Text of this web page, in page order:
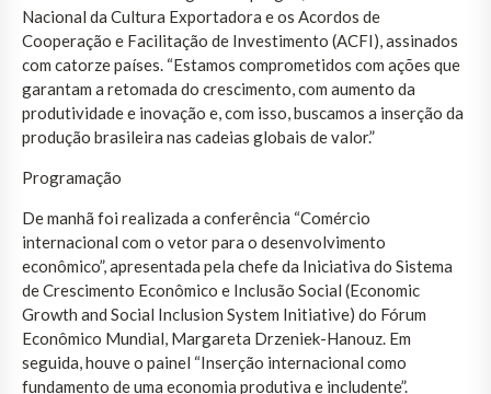
Nacional da Cultura Exportadora e os Acordos de
Cooperação e Facilitação de Investimento (ACFI), assinados
com catorze países. “Estamos comprometidos com ações que
garantam a retomada do crescimento, com aumento da
produtividade e inovação e, com isso, buscamos a inserção da
produção brasileira nas cadeias globais de valor.”
Programação
De manhã foi realizada a conferência “Comércio
internacional com o vetor para o desenvolvimento
econômico”, apresentada pela chefe da Iniciativa do Sistema
de Crescimento Econômico e Inclusão Social (Economic
Growth and Social Inclusion System Initiative) do Fórum
Econômico Mundial, Margareta Drzeniek-Hanouz. Em
seguida, houve o painel “Inserção internacional como
fundamento de uma economia produtiva e includente”.